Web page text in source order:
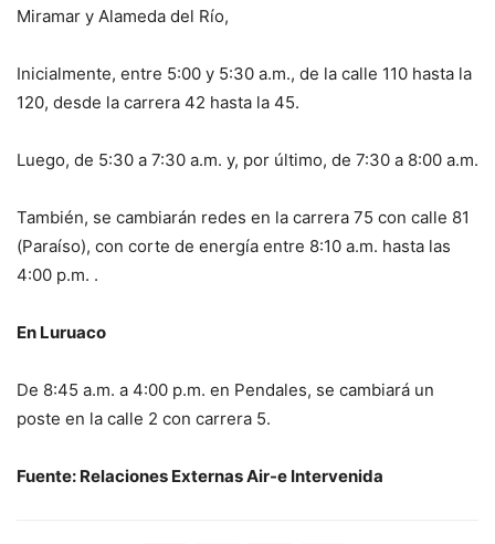
Miramar y Alameda del Río,
Inicialmente, entre 5:00 y 5:30 a.m., de la calle 110 hasta la
120, desde la carrera 42 hasta la 45.
Luego, de 5:30 a 7:30 a.m. y, por último, de 7:30 a 8:00 a.m.
También, se cambiarán redes en la carrera 75 con calle 81
(Paraíso), con corte de energía entre 8:10 a.m. hasta las
4:00 p.m. .
En Luruaco
De 8:45 a.m. a 4:00 p.m. en Pendales, se cambiará un
poste en la calle 2 con carrera 5.
Fuente: Relaciones Externas Air-e Intervenida